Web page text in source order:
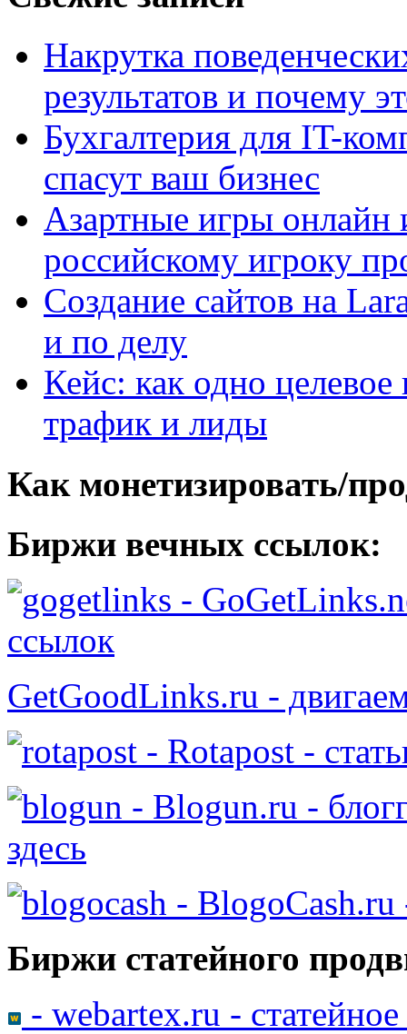
Накрутка
результатов и почему
Бухгалтерия для IT-
спасут ваш бизнес
Азартные игры онлайн
российскому игроку
Создание сайтов на
и по делу
Кейс: как одно
трафик и лиды
Как монетизировать/
Биржи вечных ссылок:
-
ссылок
GetGoodLinks.ru -
- Rotapost -
- Blogun.ru -
здесь
- BlogoCash.ru
Биржи статейного
- webartex.ru -